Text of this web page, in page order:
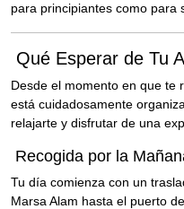
para principiantes como para
Qué Esperar de Tu
Desde el momento en que te
está cuidadosamente
relajarte y disfrutar de una
Recogida por la
Tu día comienza con un
Marsa Alam hasta el puerto